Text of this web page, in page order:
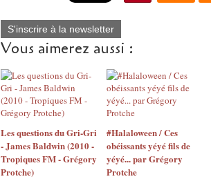
S'inscrire à la newsletter
Vous aimerez aussi :
Les questions du Gri-Gri
- James Baldwin (2010 -
Tropiques FM - Grégory
Protche)
#Halaloween / Ces
obéissants yéyé fils de
yéyé... par Grégory
Protche